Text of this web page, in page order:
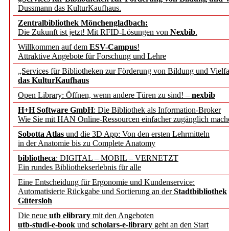
Dussmann das KulturKaufhaus.
Zentralbibliothek Mönchengladbach:
Die Zukunft ist jetzt! Mit RFID-Lösungen von Nexbib.
Willkommen auf dem ESV-Campus!
Attraktive Angebote für Forschung und Lehre
„Services für Bibliotheken zur Förderung von Bildung und
das KulturKaufhaus
Open Library: Öffnen, wenn andere Türen zu sind! – nexbib
H+H Software GmbH: Die Bibliothek als Information-Broker
Wie Sie mit HAN Online-Ressourcen einfacher zugänglich
Sobotta Atlas und die 3D App: Von den ersten Lehrmitteln
in der Anatomie bis zu Complete Anatomy
bibliotheca: DIGITAL – MOBIL – VERNETZT
Ein rundes Bibliothekserlebnis für alle
Eine Entscheidung für Ergonomie und Kundenservice:
Automatisierte Rückgabe und Sortierung an derStadtbibliothek
Gütersloh
Die neue utb elibrary mit den Angeboten
utb-studi-e-book und scholars-e-library geht an den Start
angepasst
konstruktiv!
Mohr Siebeck
und die Zeitschrift für
Francke Attempto
EBSCO Information
Recherchefunktionen in
Sorbisches Institut neu
Geschichte und